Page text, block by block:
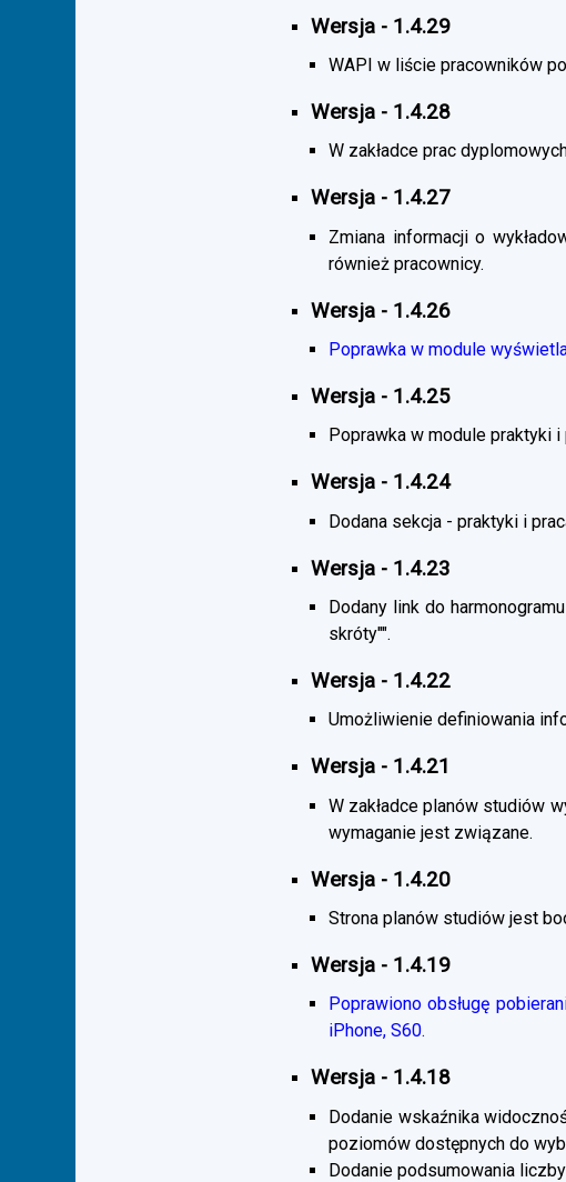
Wersja - 1.4.29
WAPI w liście pracowników
Wersja - 1.4.28
W zakładce prac
Wersja - 1.4.27
Zmiana informacji o
również pracownicy.
Wersja - 1.4.26
Poprawka w module
Wersja - 1.4.25
Poprawka w module praktyki
Wersja - 1.4.24
Dodana sekcja - praktyki i
Wersja - 1.4.23
Dodany link do
skróty"".
Wersja - 1.4.22
Umożliwienie definiowania
Wersja - 1.4.21
W zakładce planów studiów
wymaganie jest związane.
Wersja - 1.4.20
Strona planów studiów jest
Wersja - 1.4.19
Poprawiono obsługę
iPhone, S60.
Wersja - 1.4.18
Dodanie wskaźnika
poziomów dostępnych do
Dodanie podsumowania